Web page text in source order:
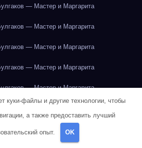
— Мастер и Маргарита
— Мастер и Маргарита
— Мастер и Маргарита
— Мастер и Маргарита
— Мастер и Маргарита
— Мастер и Маргарита
куки-файлы и другие технологии, чтобы
а также предоставить лучший
опыт. OK